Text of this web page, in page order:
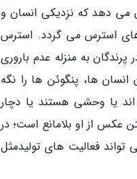
می دهد که نزدیکی انسان و
استرس می گردد. استرس
به منزله عدم باروری
ها، پنگوئن ها را نگه
اند یا وحشی هستند یا دچار
عکس از او بلامانع است؛ در
فعالیت های تولیدمثل